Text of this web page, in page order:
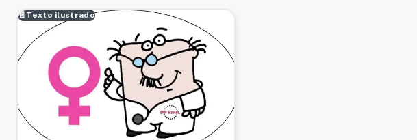
📄 Texto ilustrado